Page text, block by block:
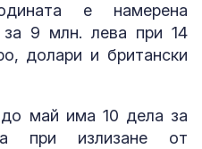
е намерена
за 9 млн. лева при 14
долари и британски
май има 10 дела за
при излизане от